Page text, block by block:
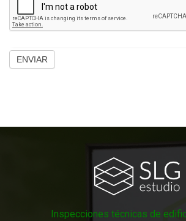
ENVIAR
Inspecciones técnicas de